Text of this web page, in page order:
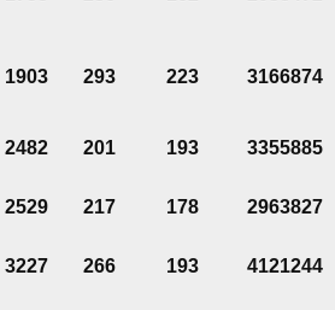
1903 293 223 3166874
2482 201 193 3355885
2529 217 178 2963827
3227 266 193 4121244